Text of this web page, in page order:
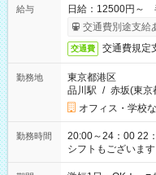
給与
日給：12500円～
交通費別途支給
交通費 交通費規定
勤務地
東京都港区
品川駅 / 赤坂(東京
オフィス・学校
勤務時間
20:00～24：00 22：
シフトもございま